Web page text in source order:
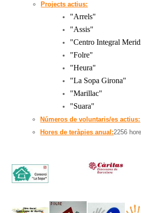
Projects actius:
"Arrels"
"Assis"
"Centro Integral
"Folre"
"Heura"
"La Sopa Girona"
"Marillac"
"Suara"
Números de voluntaris/es actius:
Hores de teràpies anual:2256